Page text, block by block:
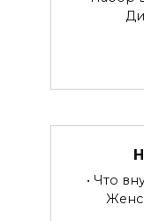
• Что